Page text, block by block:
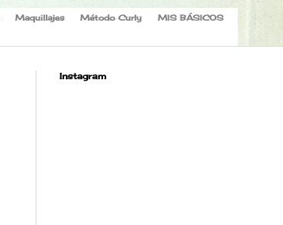
Maquillajes Método Curly
MIS BÁSICOS
Instagram